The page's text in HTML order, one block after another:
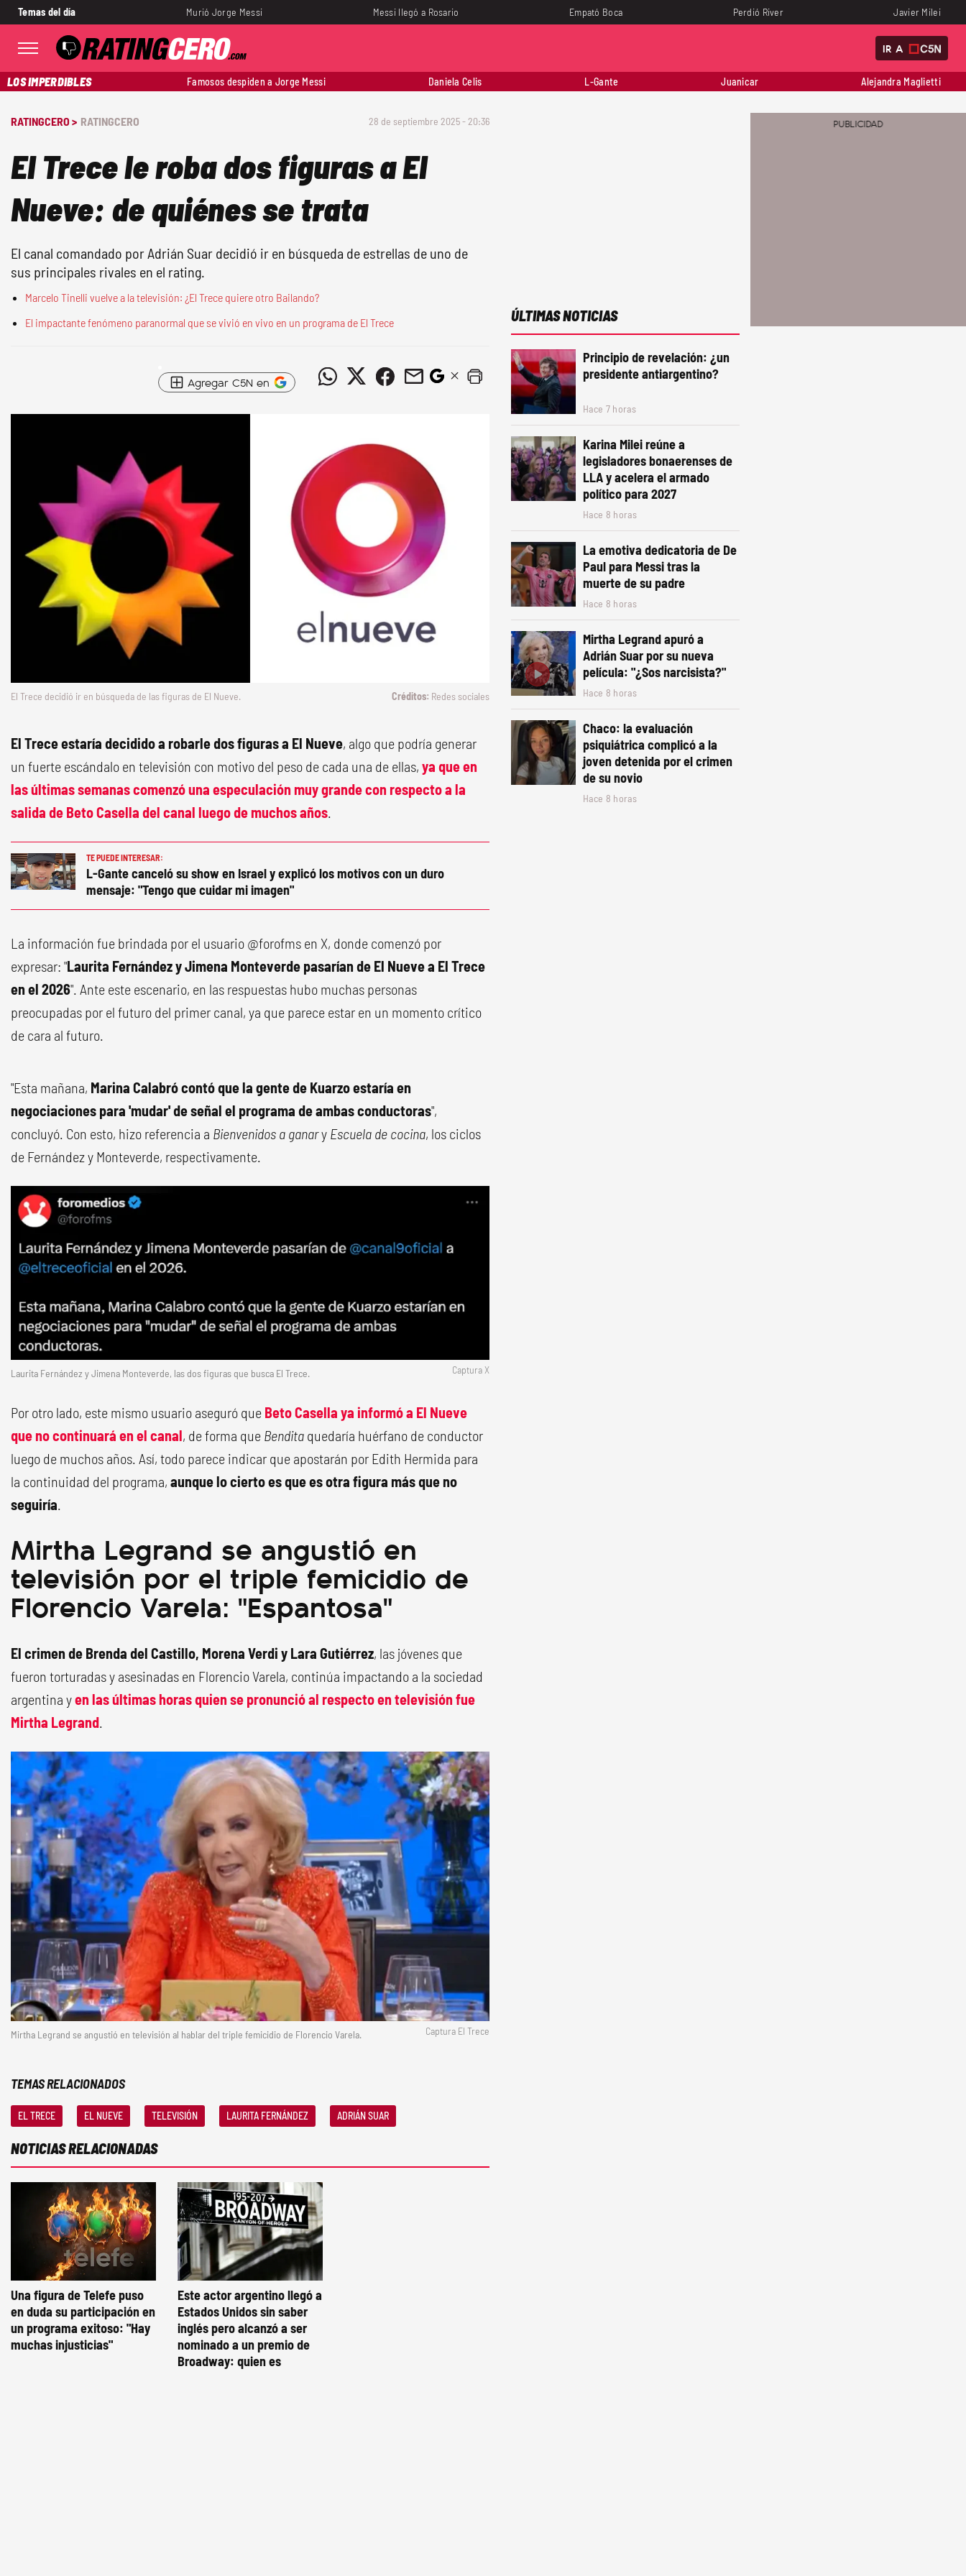
Temas del día Murió Jorge Messi Messi llegó a Rosario Empató Boca Perdió River Javier Milei
IR A
LOS IMPERDIBLES Famosos despiden a Jorge Messi Daniela Celis L-Gante Juanicar Alejandra Maglietti
RATINGCERO > RATINGCERO 28 de septiembre 2025 - 20:36
El Trece le roba dos figuras a El
Nueve: de quiénes se trata
El canal comandado por Adrián Suar decidió ir en búsqueda de estrellas de uno de
sus principales rivales en el rating.
Marcelo Tinelli vuelve a la televisión: ¿El Trece quiere otro Bailando?
El impactante fenómeno paranormal que se vivió en vivo en un programa de El Trece
Agregar C5N en
El Trece decidió ir en búsqueda de las figuras de El Nueve. Redes sociales
El Trece estaría decidido a robarle dos figuras a El Nueve, algo que podría generar
un fuerte escándalo en televisión con motivo del peso de cada una de ellas, ya que en
las últimas semanas comenzó una especulación muy grande con respecto a la
salida de Beto Casella del canal luego de muchos años.
TE PUEDE INTERESAR:
L-Gante canceló su show en Israel y explicó los motivos con un duro
mensaje: "Tengo que cuidar mi imagen"
La información fue brindada por el usuario @forofms en X, donde comenzó por
expresar: "Laurita Fernández y Jimena Monteverde pasarían de El Nueve a El Trece
en el 2026". Ante este escenario, en las respuestas hubo muchas personas
preocupadas por el futuro del primer canal, ya que parece estar en un momento crítico
de cara al futuro.
"Esta mañana, Marina Calabró contó que la gente de Kuarzo estaría en
negociaciones para 'mudar' de señal el programa de ambas conductoras",
concluyó. Con esto, hizo referencia a Bienvenidos a ganary Escuela de cocina, los ciclos
de Fernández y Monteverde, respectivamente.
Laurita Fernández y Jimena Monteverde, las dos figuras que busca El Trece. Captura X
Por otro lado, este mismo usuario aseguró que Beto Casella ya informó a El Nueve
que no continuará en el canal, de forma que Bendita quedaría huérfano de conductor
luego de muchos años. Así, todo parece indicar que apostarán por Edith Hermida para
la continuidad del programa, aunque lo cierto es que es otra figura más que no
seguiría.
Mirtha Legrand se angustió en
televisión por el triple femicidio de
Florencio Varela: "Espantosa"
El crimen de Brenda del Castillo, Morena Verdi y Lara Gutiérrez, las jóvenes que
fueron torturadas y asesinadas en Florencio Varela, continúa impactando a la sociedad
argentina yen las últimas horas quien se pronunció al respecto en televisión fue
Mirtha Legrand.
Mirtha Legrand se angustió en televisión al hablar del triple femicidio de Florencio Varela. Captura El Trece
TEMAS RELACIONADOS
EL TRECE EL NUEVE TELEVISIÓN LAURITA FERNÁNDEZ ADRIÁN SUAR
NOTICIAS RELACIONADAS
Una figura de Telefe puso
en duda su participación en
un programa exitoso: "Hay
muchas injusticias"
Este actor argentino llegó a
Estados Unidos sin saber
inglés pero alcanzó a ser
nominado a un premio de
Broadway: quien es
ÚLTIMAS NOTICIAS
Principio de revelación: ¿un
presidente antiargentino?
Hace 7 horas
Karina Milei reúne a
legisladores bonaerenses de
LLA y acelera el armado
político para 2027
Hace 8 horas
La emotiva dedicatoria de De
Paul para Messi tras la
muerte de su padre
Hace 8 horas
Mirtha Legrand apuró a
Adrián Suar por su nueva
película: "¿Sos narcisista?"
Hace 8 horas
Chaco: la evaluación
psiquiátrica complicó a la
joven detenida por el crimen
de su novio
Hace 8 horas